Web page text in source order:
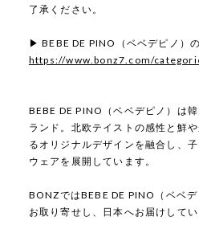
了承ください。
▶ BEBE DE PINO（ベベデピノ）
https://www.bonz7.com/
BEBE DE PINO（ベベデピノ）は
ランド。北欧テイストの感性と鮮
るオリジナルデザインを融合し、
ウェアを展開しています。
BONZではBEBE DE PINO（ベベ
お取り寄せし、日本へお届けしてい